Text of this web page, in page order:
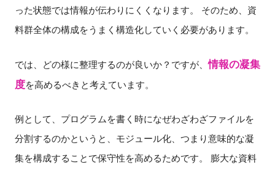
った状態では情報が伝わりにくくなります。 そのため、資
料群全体の構成をうまく構造化していく必要があります。
では、どの様に整理するのが良いか？ですが、情報の凝集
度を高めるべきと考えています。
例として、プログラムを書く時になぜわざわざファイルを
分割するのかというと、モジュール化、つまり意味的な凝
集を構成することで保守性を高めるためです。 膨大な資料